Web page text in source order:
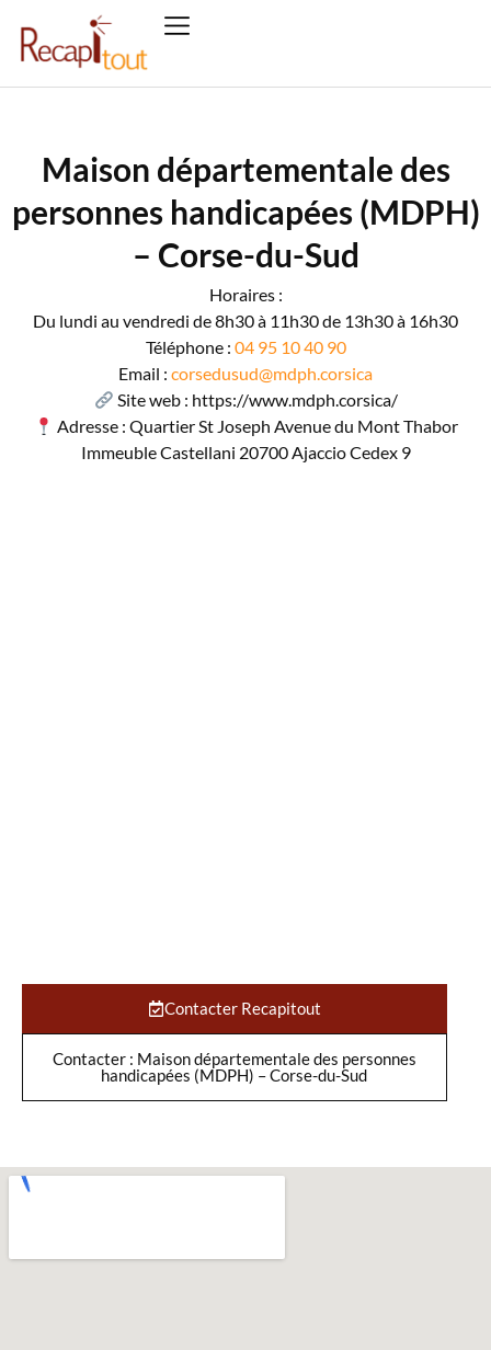
Maison départementale des
personnes handicapées (MDPH)
– Corse-du-Sud
Horaires :
Du lundi au vendredi de 8h30 à 11h30 de 13h30 à 16h30
Téléphone : 04 95 10 40 90
Email : corsedusud@mdph.corsica
Site web : https://www.mdph.corsica/
Adresse : Quartier St Joseph Avenue du Mont Thabor
Immeuble Castellani 20700 Ajaccio Cedex 9
Contacter : Maison départementale des personnes
handicapées (MDPH) – Corse-du-Sud
Contacter Recapitout